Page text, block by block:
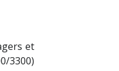
et
3300)